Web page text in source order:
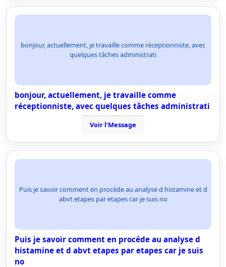
bonjour, actuellement, je travaille comme réceptionniste, avec
quelques tâches administrati
bonjour, actuellement, je travaille comme
réceptionniste, avec quelques tâches administrati
Voir l'Message
Puis je savoir comment en procéde au analyse d histamine et d
abvt etapes par etapes car je suis no
Puis je savoir comment en procéde au analyse d
histamine et d abvt etapes par etapes car je suis
no